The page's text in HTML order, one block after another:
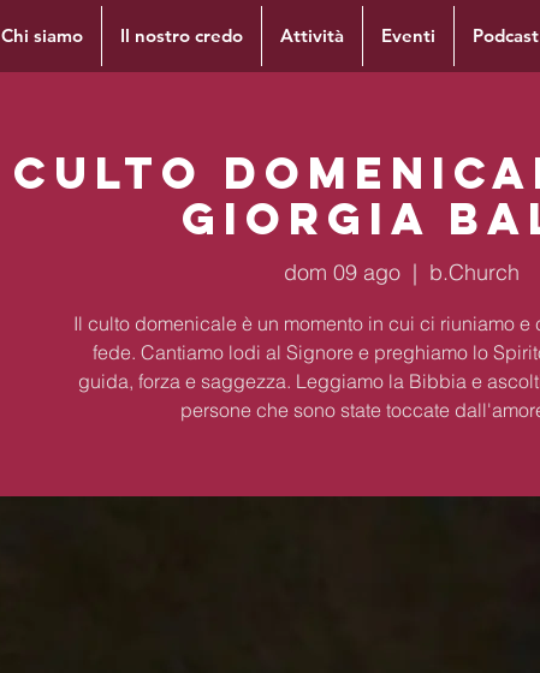
Chi siamo Il nostro credo Attività Eventi Podcast
Culto
Giorgia
dom 09 ago
  |
b.Church
Il culto domenicale è un momento in cui ci riuniamo e
fede. Cantiamo lodi al Signore e preghiamo lo
guida, forza e saggezza. Leggiamo la Bibbia e
persone che sono state toccate